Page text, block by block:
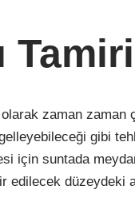
Tamiri
zaman zaman
gibi
için suntada
edilecek düzeydeki